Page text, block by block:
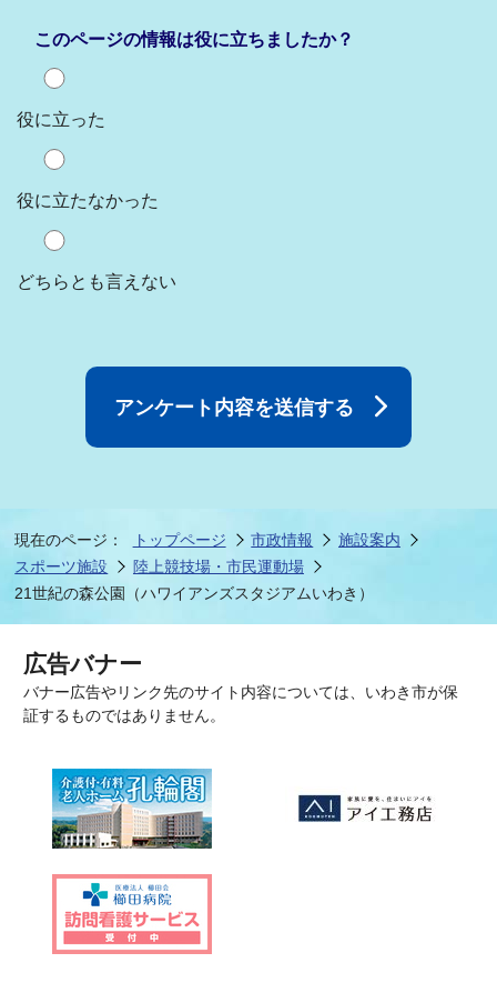
このページの情報は役に立ちましたか？
役に立った
役に立たなかった
どちらとも言えない
現在のページ： トップページ 市政情報
施設案内
スポーツ施設
陸上競技場・市民運動場
21世紀の森公園（ハワイアンズスタジアムいわき）
広告バナー
バナー広告やリンク先のサイト内容については、いわき市が保
証するものではありません。